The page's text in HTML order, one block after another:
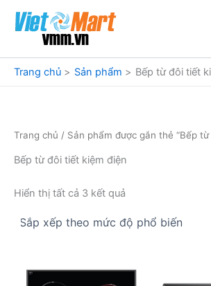
dung
Trang chủ
Sản phẩm Bếp từ đôi tiết
Trang chủ / Sản phẩm được gắn thẻ “Bếp
Bếp từ đôi tiết kiệm điện
Hiển thị tất cả 3 kết quả
theo
mức